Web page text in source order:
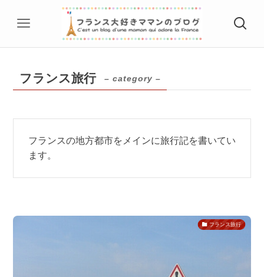
フランス旅行 – category –
フランスの地方都市をメインに旅行記を書いてい
ます。
フランス旅行